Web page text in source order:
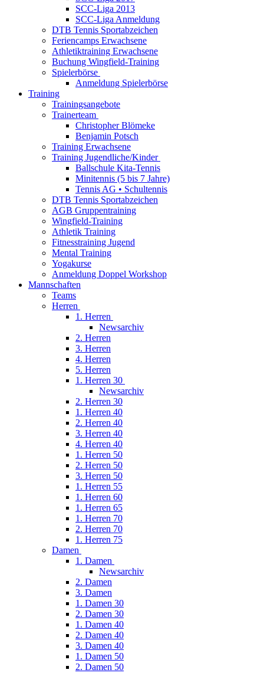
SCC-Liga 2013
SCC-Liga Anmeldung
DTB Tennis Sportabzeichen
Feriencamps Erwachsene
Athletiktraining Erwachsene
Buchung Wingfield-Training
Spielerbörse
Anmeldung Spielerbörse
Training
Trainingsangebote
Trainerteam
Christopher Blömeke
Benjamin Potsch
Training Erwachsene
Training Jugendliche/Kinder
Ballschule Kita-Tennis
Minitennis (5 bis 7 Jahre)
Tennis AG • Schultennis
DTB Tennis Sportabzeichen
AGB Gruppentraining
Wingfield-Training
Athletik Training
Fitnesstraining Jugend
Mental Training
Yogakurse
Anmeldung Doppel Workshop
Mannschaften
Teams
Herren
1. Herren
Newsarchiv
2. Herren
3. Herren
4. Herren
5. Herren
1. Herren 30
Newsarchiv
2. Herren 30
1. Herren 40
2. Herren 40
3. Herren 40
4. Herren 40
1. Herren 50
2. Herren 50
3. Herren 50
1. Herren 55
1. Herren 60
1. Herren 65
1. Herren 70
2. Herren 70
1. Herren 75
Damen
1. Damen
Newsarchiv
2. Damen
3. Damen
1. Damen 30
2. Damen 30
1. Damen 40
2. Damen 40
3. Damen 40
1. Damen 50
2. Damen 50